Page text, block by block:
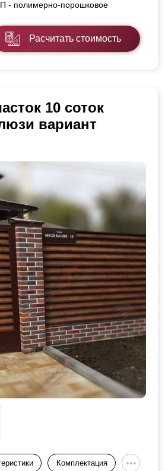
- полимерно-порошковое
Расчитать стоимость
10 соток
вариант
Комплектация